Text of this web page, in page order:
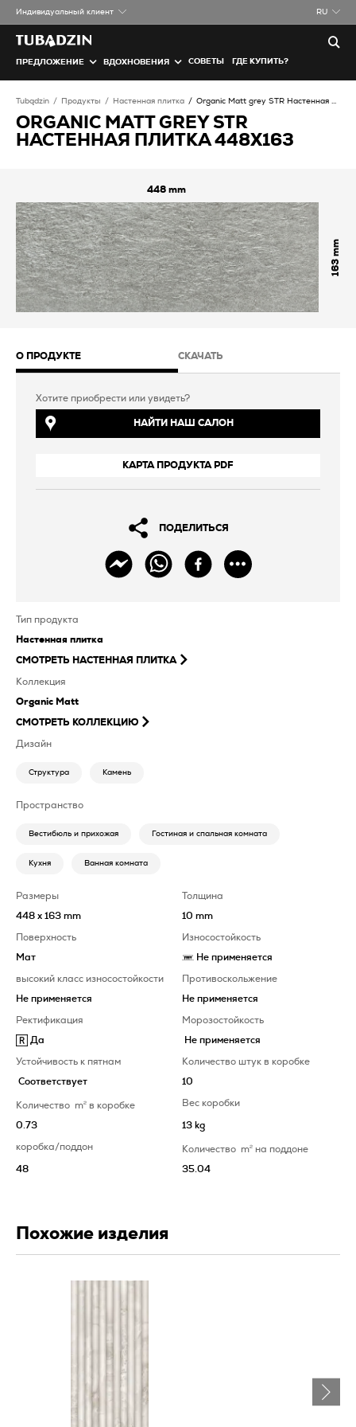
Индивидуальный клиент RU
ПРЕДЛОЖЕНИЕ ВДОХНОВЕНИЯ СОВЕТЫ ГДЕ КУПИТЬ?
Tubądzin Продукты Настенная плитка Organic Matt grey STR Настенная плитка
ORGANIC MATT GREY STR
НАСТЕННАЯ ПЛИТКА 448X163
448
163
О ПРОДУКТЕ СКАЧАТЬ
Хотите приобрести или увидеть?
НАЙТИ НАШ САЛОН
КАРТА ПРОДУКТА PDF
ПОДЕЛИТЬСЯ
Тип продукта
Настенная плитка
СМОТРЕТЬ НАСТЕННАЯ ПЛИТКА
Коллекция
Organic Matt
СМОТРЕТЬ КОЛЛЕКЦИЮ
Дизайн
Структура Камень
Пространство
Вестибюль и прихожая Гостиная и спальная комната
Кухня Ванная комната
Размеры
448 x 163 mm
Толщина
10 mm
Поверхность
Мат
Износостойкость
Не применяется
высокий класс износостойкости
Не применяется
Противоскольжение
Не применяется
Ректификация
Да
Морозостойкость
Не применяется
Устойчивость к пятнам
Соответствует
Количество штук в коробке
10
Количество m2 в коробке
0.73
Вес коробки
13 kg
коробка/поддон
48
Количествоm2 на поддоне
35.04
Похожие изделия